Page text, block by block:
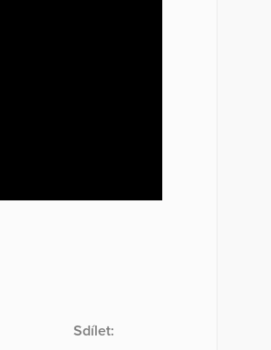
Sdílet: